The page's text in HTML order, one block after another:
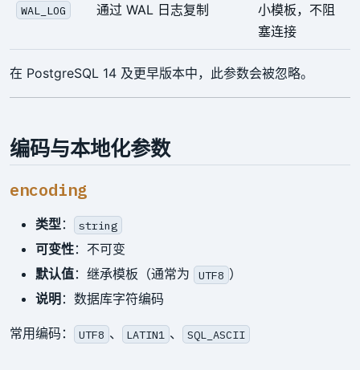
WAL_LOG 通过 WAL 日志复制
小模板，不阻
塞连接
在 PostgreSQL 14 及更早版本中，此参数会被忽略。
编码与本地化参数
encoding
类型： string
可变性：不可变
默认值：继承模板（通常为 UTF8 ）
说明 ：数据库字符编码
常用编码： UTF8 、 LATIN1 、 SQL_ASCII